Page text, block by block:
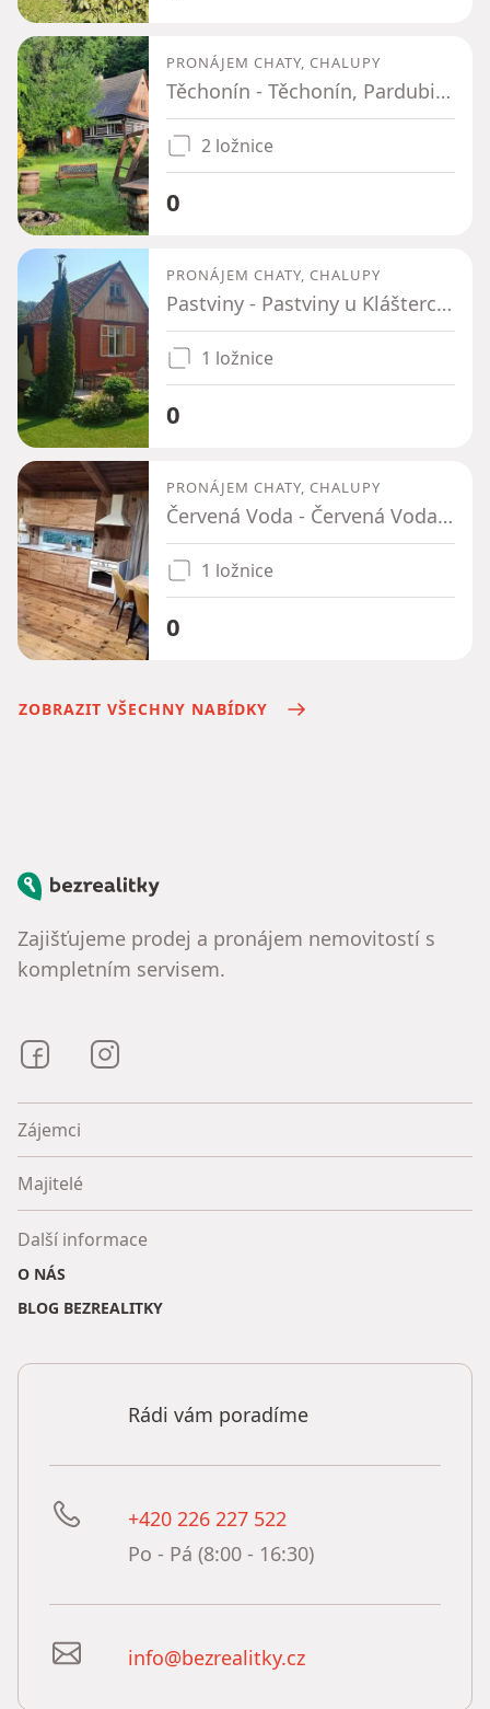
PRONÁJEM CHATY, CHALUPY
Těchonín - Těchonín, Pardubický kraj
2 ložnice
0
PRONÁJEM CHATY, CHALUPY
Pastviny - Pastviny u Klášterce nad Orlicí, Pardubický kraj
1 ložnice
0
PRONÁJEM CHATY, CHALUPY
Červená Voda - Červená Voda, Pardubický kraj
1 ložnice
0
ZOBRAZIT VŠECHNY NABÍDKY
Bezrealitky
Zajišťujeme prodej a pronájem nemovitostí s
kompletním servisem.
Bezrealitky na Facebooku
Zájemci
Majitelé
Další informace
O NÁS
BLOG BEZREALITKY
Rádi vám poradíme
+420 226 227 522
Po - Pá (8:00 - 16:30)
info@bezrealitky.cz